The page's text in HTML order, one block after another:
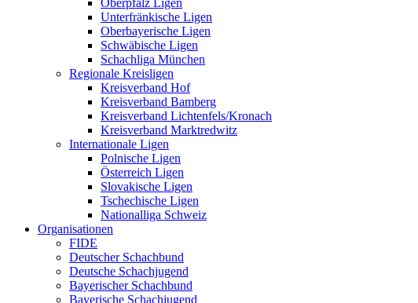
Unterfränkische Ligen
Oberbayerische Ligen
Schwäbische Ligen
Schachliga München
Regionale Kreisligen
Kreisverband Hof
Kreisverband Bamberg
Kreisverband Lichtenfels/Kronach
Kreisverband Marktredwitz
Internationale Ligen
Polnische Ligen
Österreich Ligen
Slovakische Ligen
Tschechische Ligen
Nationalliga Schweiz
Organisationen
FIDE
Deutscher Schachbund
Deutsche Schachjugend
Bayerischer Schachbund
Bayerische Schachjugend